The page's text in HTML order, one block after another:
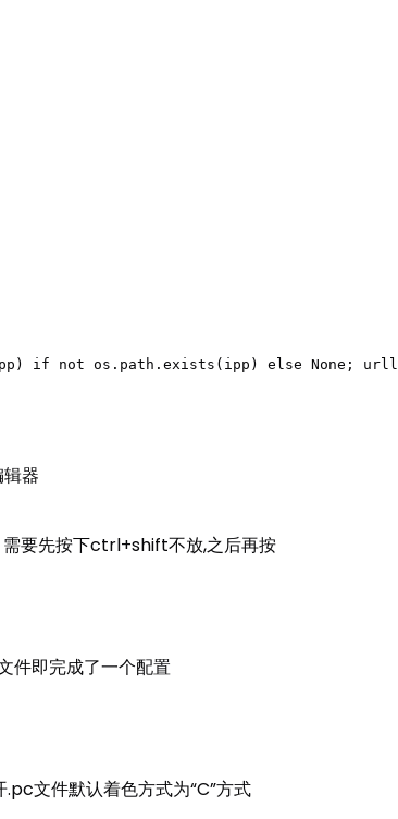
if not os.path.exists(ipp) else
器
要先按下ctrl+shift不放,之后再按
即完成了一个配置
文件默认着色方式为“C”方式